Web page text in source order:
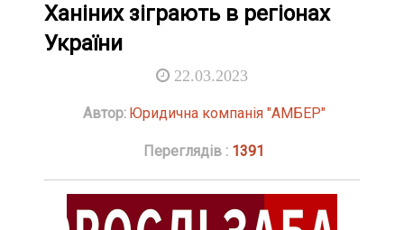
Ханіних зіграють в регіонах
України
22.03.2023
Автор: Юридична компанія "АМБЕР"
Переглядів : 1391